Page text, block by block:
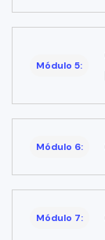
Módulo 5:
Módulo 6:
Módulo 7: